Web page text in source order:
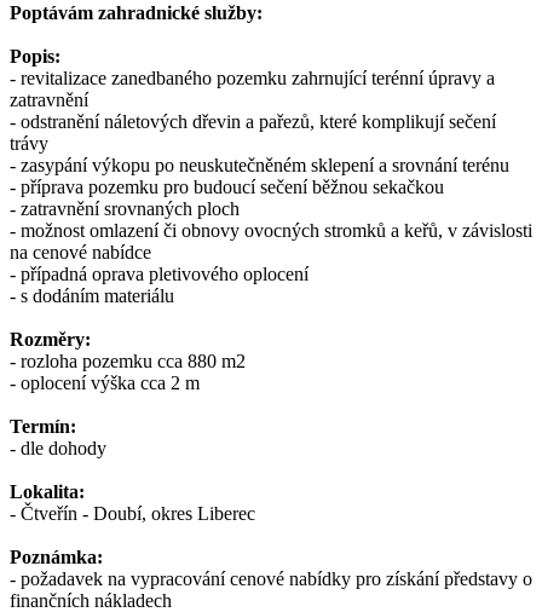
Poptávám zahradnické služby:
Popis:
- revitalizace zanedbaného pozemku zahrnující terénní úpravy a
zatravnění
- odstranění náletových dřevin a pařezů, které komplikují sečení
trávy
- zasypání výkopu po neuskutečněném sklepení a srovnání terénu
- příprava pozemku pro budoucí sečení běžnou sekačkou
- zatravnění srovnaných ploch
- možnost omlazení či obnovy ovocných stromků a keřů, v závislosti
na cenové nabídce
- případná oprava pletivového oplocení
- s dodáním materiálu
Rozměry:
- rozloha pozemku cca 880 m2
- oplocení výška cca 2 m
Termín:
- dle dohody
Lokalita:
- Čtveřín - Doubí, okres Liberec
Poznámka:
- požadavek na vypracování cenové nabídky pro získání představy o
finančních nákladech